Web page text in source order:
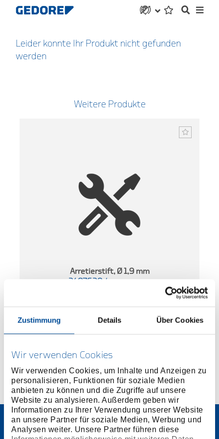
Zustimmung Details Über Cookies
Wir verwenden Cookies
Wir verwenden Cookies, um Inhalte und Anzeigen zu
personalisieren, Funktionen für soziale Medien
anbieten zu können und die Zugriffe auf unsere
Website zu analysieren. Außerdem geben wir
Informationen zu Ihrer Verwendung unserer Website
an unsere Partner für soziale Medien, Werbung und
Analysen weiter. Unsere Partner führen diese
Leider konnte Ihr Produkt nicht gefunden
werden
Weitere Produkte
Arretierstift, Ø 1,9 mm
2407620/